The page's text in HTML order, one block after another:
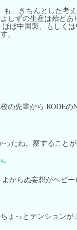
も、きちんとした考
しずの生産は殆どあ
ぼ中国製、もしくは
。
の先輩から RODEの
ったね、察すること
よからぬ妄想がヘビー
ょっとテンションが